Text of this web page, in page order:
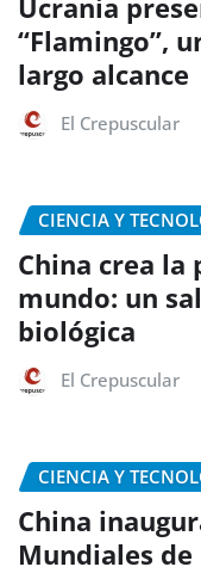
Ucrania
“Flamingo”,
largo alcance
El Crepuscular
CIENCIA Y
China crea la
mundo: un
biológica
El Crepuscular
CIENCIA Y
China
Mundiales